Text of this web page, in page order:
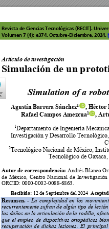
Revista de Ciencias Tecnológicas (RECIT). Uni
Volumen 7 (4): e374. Octubre-Diciembre, 2024.
Artículo de investigación
Simulación de un
Simulation of a
Agustín Barrera Sánchez1, Héctor
Rafael Campos Amezcua1,
1Departamento de Ingeniería
Investigación y Desarrollo
2Tecnológico Nacional de México,
Tecnológico de
Autor de correspondencia: Andrés Blanco
de México, Centro Nacional de Investigación
ORCID: 0000-0002-0088-6863.
Recibido: 12 de Septiembre del 2024
Resumen. - La complejidad en los
recurrentemente sufran de algún tipo de
los daños en la articulación de la rodilla, afe
que el empleo de dispositivos ortopédicos
recuperación de dichas lesiones. El principal